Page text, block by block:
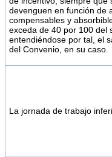
devenguen en función de
compensables y
exceda de 40 por 100 del
entendiéndose por tal, el
del Convenio, en su caso.
La jornada de trabajo